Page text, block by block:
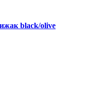
black/olive